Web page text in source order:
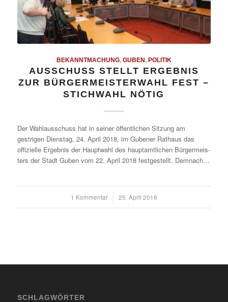
BEKANNTMACHUNG, GUBEN POLITIK
AUSSCHUSS STELLT ERGEBNIS
ZUR BÜRGERMEISTERWAHL FEST –
STICHWAHL NÖTIG
Der Wahlausschuss hat in seiner öffentlichen Sitzung am
gestrigen Dienstag, 24. April 2018, im Gubener Rathaus das
offizielle Ergebnis der Hauptwahl des hauptamtlichen Bürgermeis-
ters der Stadt Guben vom 22. April 2018 festgestellt. Demnach…
1 Kommentar
/ 25. April 2018
SCHLAGWÖRTER